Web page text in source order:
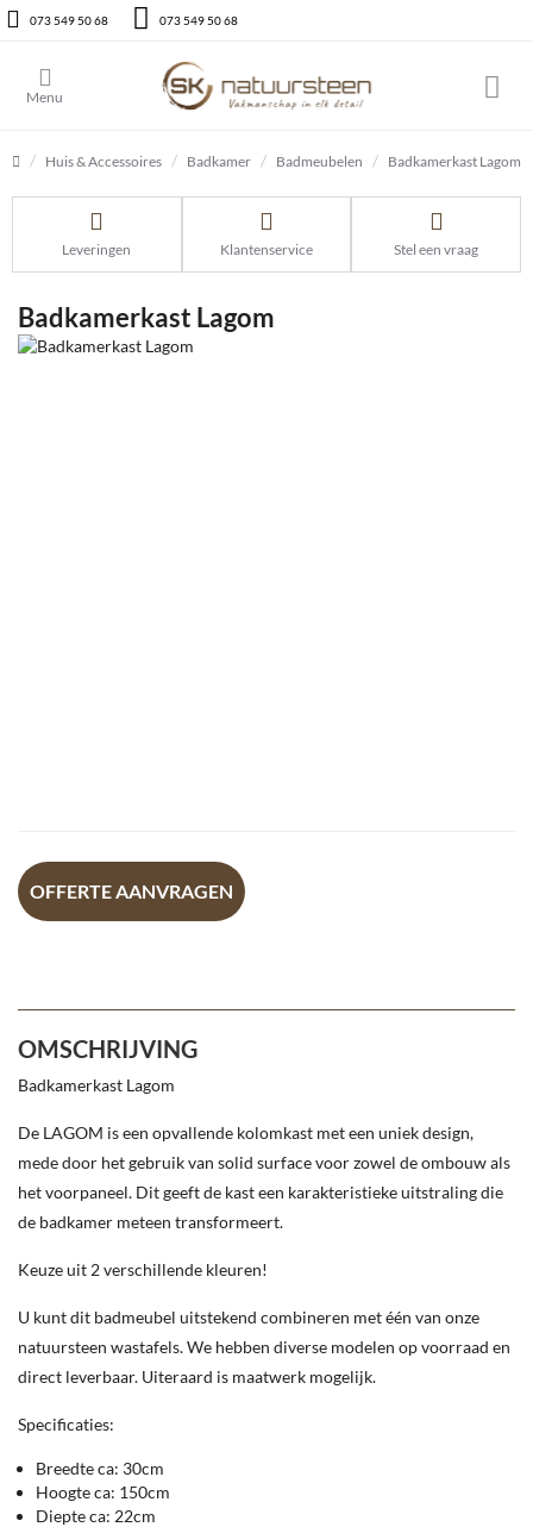
073 549 50 68 073 549 50 68
Huis & Accessoires Badkamer Badmeubelen Badkamerkast Lagom
Leveringen Klantenservice Stel een vraag
Badkamerkast Lagom
OFFERTE AANVRAGEN
OMSCHRIJVING
Badkamerkast Lagom
De LAGOM is een opvallende kolomkast met een uniek design,
mede door het gebruik van solid surface voor zowel de ombouw als
het voorpaneel. Dit geeft de kast een karakteristieke uitstraling die
de badkamer meteen transformeert.
Keuze uit 2 verschillende kleuren!
U kunt dit badmeubel uitstekend combineren met één van onze
natuursteen wastafels. We hebben diverse modelen op voorraad en
direct leverbaar. Uiteraard is maatwerk mogelijk.
Specificaties:
Breedte ca: 30cm
Hoogte ca: 150cm
Diepte ca: 22cm